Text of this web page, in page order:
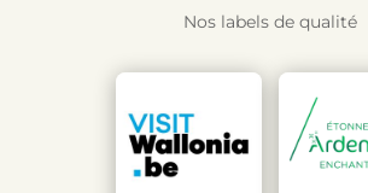
Nos labels de qualité